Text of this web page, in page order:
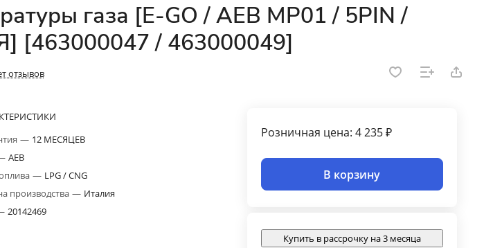
газа [E-GO / AEB MP01 / 5PIN /
[463000047 / 463000049]
отзывов
— 12 МЕСЯЦЕВ
AEB
— LPG / CNG
производства — Италия
20142469
Розничная цена: 4 235 ₽
В корзину
Купить в рассрочку на 3 месяца